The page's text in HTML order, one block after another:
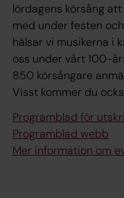
lördagens körsång
med under festen
hälsar vi musikerna i
oss under vårt 100-
850 körsångare
Visst kommer du
Programblad för
Programblad webb
Mer information om